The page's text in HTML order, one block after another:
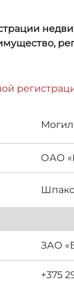
ОАО
ЗАО
+375